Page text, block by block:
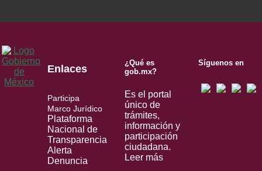
Enlaces
Participa
Marco Jurídico
Plataforma
Nacional de
Transparencia
Alerta
Denuncia
¿Qué es
gob.mx?
Es el portal
único de
trámites,
información y
participación
ciudadana.
Leer más
Síguenos en